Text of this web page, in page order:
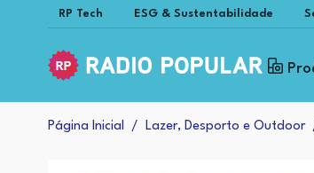
RP Tech ESG & Sustentabilidade
Página Inicial Lazer, Desporto e Outdoor